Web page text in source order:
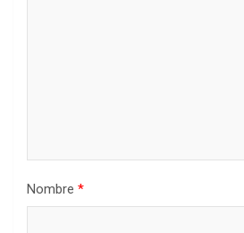
Nombre *